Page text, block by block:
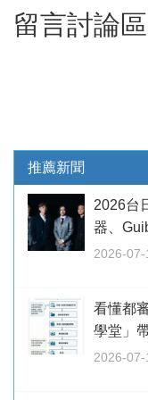
留言討論區
推薦新聞
2026台
器、
2026-
看懂都
學堂」
2026-